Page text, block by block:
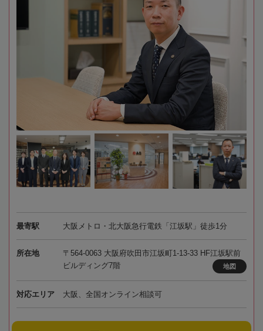
最寄駅 大阪メトロ・北大阪急行電鉄「江坂駅」徒歩1分
所在地
〒564-0063 大阪府吹田市江坂町1-13-33 HF江坂駅前
ビルディング7階
地図
対応エリア 大阪、全国オンライン相談可